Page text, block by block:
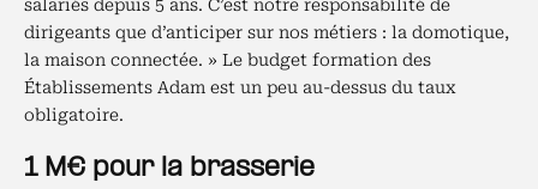
salariés depuis 5 ans. C’est notre responsabilité de
dirigeants que d’anticiper sur nos métiers : la domotique,
la maison connectée. » Le budget formation des
Établissements Adam est un peu au-dessus du taux
obligatoire.
1 M€ pour la brasserie